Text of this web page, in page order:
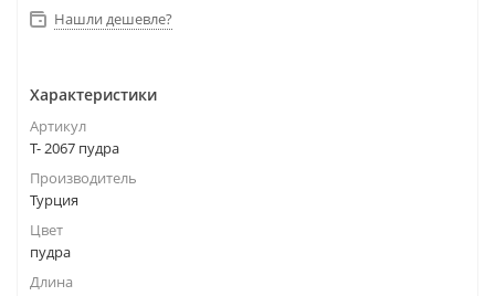
Нашли дешевле?
Характеристики
Артикул
Т- 2067 пудра
Производитель
Турция
Цвет
пудра
Длина